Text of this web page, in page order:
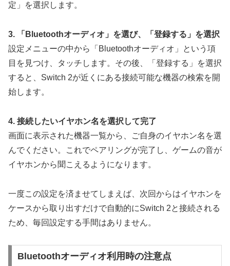
定」を選択します。
3. 「Bluetoothオーディオ」を選び、「登録する」を選択
設定メニューの中から「Bluetoothオーディオ」という項
目を見つけ、タッチします。その後、「登録する」を選択
すると、Switch 2が近くにある接続可能な機器の検索を開
始します。
4. 接続したいイヤホン名を選択して完了
画面に表示された機器一覧から、ご自身のイヤホン名を選
んでください。これでペアリングが完了し、ゲームの音が
イヤホンから聞こえるようになります。
一度この設定を済ませてしまえば、 次回からはイヤホンを
ケースから取り出すだけで自動的にSwitch 2と接続される
ため、毎回設定する手間はありません。
Bluetoothオーディオ利用時の注意点